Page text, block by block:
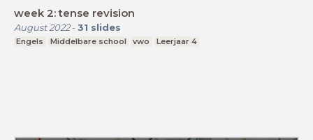
week 2: tense revision
August 2022- 31 slides
Engels Middelbare school vwo Leerjaar 4